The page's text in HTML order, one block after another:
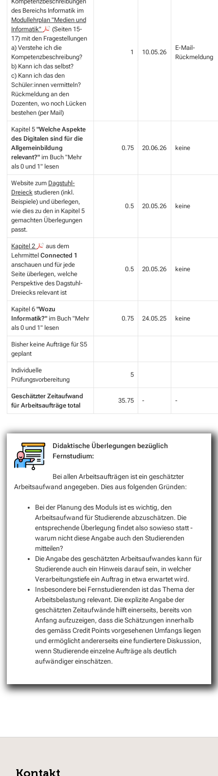
des Bereichs Informatik im
Modullehrplan "Medien und
Informatik"
(Seiten 15-
17) mit den Fragestellungen
a) Verstehe ich die
Kompetenzbeschreibung?
b) Kann ich das selbst?
c) Kann ich das den
Schüler:innen vermitteln?
Rückmeldung an den
Dozenten, wo noch Lücken
bestehen (per Mail)
1 10.05.26
E-Mail-
Rückmeldung
Kapitel 5 "Welche Aspekte
des Digitalen sind für die
Allgemeinbildung
relevant?"im Buch "Mehr
als 0 und 1"lesen
0.75 20.06.26 keine
Website zum Dagstuhl-
Dreieck studieren (inkl.
Beispiele) und überlegen,
wie dies zu den in Kapitel 5
gemachten Überlegungen
passt.
0.5 20.05.26 keine
Kapitel 2
aus dem
Lehrmittel Connected 1
anschauen und für jede
Seite überlegen, welche
Perspektive des Dagstuhl-
Dreiecks relevant ist
0.5 20.05.26 keine
Kapitel 6 "Wozu
Informatik?"im Buch "Mehr
als 0 und 1"lesen
0.75 24.05.25 keine
Bisher keine Aufträge für S5
geplant
Individuelle
Prüfungsvorbereitung
5
Geschätzter Zeitaufwand
für Arbeitsaufträge total
35.75 - -
Didaktische Überlegungen bezüglich
Fernstudium:
Bei allen Arbeitsaufträgen ist ein geschätzter
Arbeitsaufwand angegeben. Dies aus folgenden Gründen:
Bei der Planung des Moduls ist es wichtig, den
Arbeitsaufwand für Studierende abzuschätzen. Die
entsprechende Überlegung findet also sowieso statt -
warum nicht diese Angabe auch den Studierenden
mitteilen?
Die Angabe des geschätzten Arbeitsaufwandes kann für
Studierende auch ein Hinweis darauf sein, in welcher
Verarbeitungstiefe ein Auftrag in etwa erwartet wird.
Insbesondere bei Fernstudierenden ist das Thema der
Arbeitsbelastung relevant. Die explizite Angabe der
geschätzten Zeitaufwände hilft einerseits, bereits von
Anfang aufzuzeigen, dass die Schätzungen innerhalb
des gemäss Credit Points vorgesehenen Umfangs liegen
und ermöglicht andererseits eine fundiertere Diskussion,
wenn Studierende einzelne Aufträge als deutlich
aufwändiger einschätzen.
Kontakt